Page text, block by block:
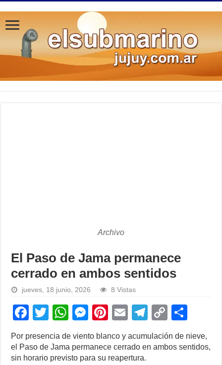
Archivo
El Paso de Jama permanece
cerrado en ambos sentidos
jueves, 18 junio, 2026 8 Vistas
F
c
e
T
wi
tt
er
W
h
at
s
M
e
ss
e
Pi
er
e
E
ail
T
el
e
C
p
h
ar
Por presencia de viento blanco y acumulación de nieve,
el Paso de Jama permanece cerrado en ambos sentidos,
sin horario previsto para su reapertura.